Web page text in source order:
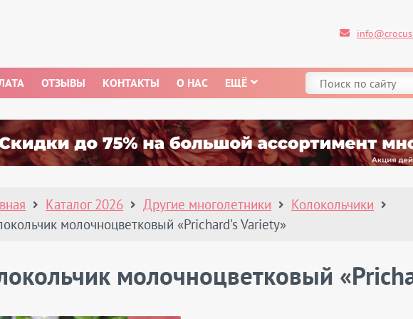
ОТЗЫВЫ КОНТАКТЫ О НАС ЕЩЁ
Каталог 2026 Другие многолетники
Колокольчики
молочноцветковый «Prichard's Variety»
молочноцветковый